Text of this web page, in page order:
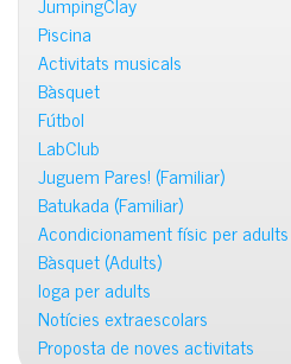
Piscina
Activitats musicals
Bàsquet
Fútbol
LabClub
Juguem Pares! (Familiar)
Batukada (Familiar)
Acondicionament físic per adults
Bàsquet (Adults)
Ioga per adults
Notícies extraescolars
Proposta de noves activitats